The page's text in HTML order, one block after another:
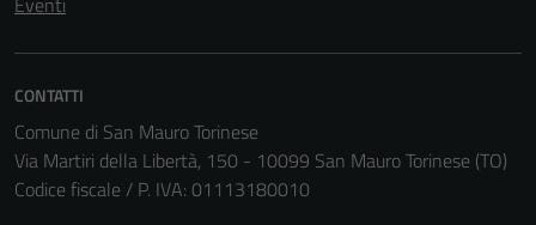
CONTATTI
Comune di San Mauro Torinese
Via Martiri della Libertà, 150 - 10099 San Mauro Torinese (TO)
Codice fiscale / P. IVA: 01113180010
essere
informazioni
personali.